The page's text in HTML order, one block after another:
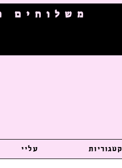
משלוחים
קטגוריות עליי